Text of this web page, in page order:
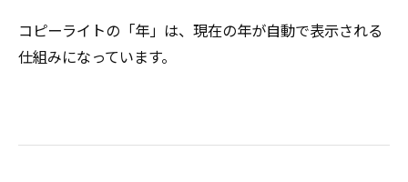
コピーライトの「年」は、現在の年が自動で表示される
仕組みになっています。